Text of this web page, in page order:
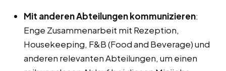
Mit anderen Abteilungen kommunizieren:
Enge Zusammenarbeit mit Rezeption,
Housekeeping, F&B (Food and Beverage) und
anderen relevanten Abteilungen, um einen